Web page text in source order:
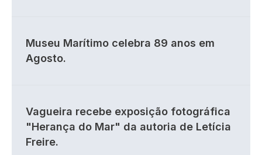
Museu Marítimo celebra 89 anos em
Agosto.
Vagueira recebe exposição fotográfica
"Herança do Mar" da autoria de Letícia
Freire.